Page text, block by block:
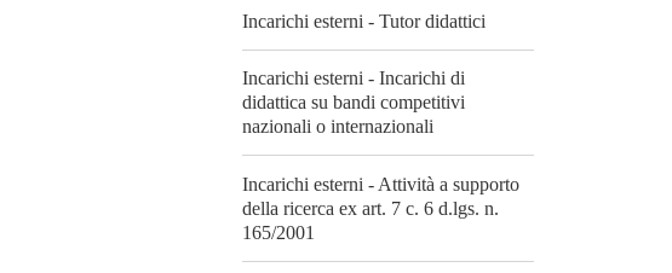
Incarichi esterni - Tutor didattici
Incarichi esterni - Incarichi di
didattica su bandi competitivi
nazionali o internazionali
Incarichi esterni - Attività a supporto
della ricerca ex art. 7 c. 6 d.lgs. n.
165/2001